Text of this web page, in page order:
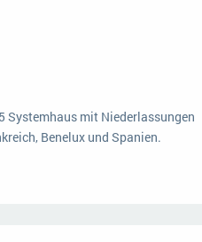
Services
Systemhaus mit Niederlassungen
Benelux und Spanien.